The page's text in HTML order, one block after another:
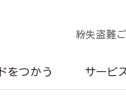
紛失盗難
をつかう サービ